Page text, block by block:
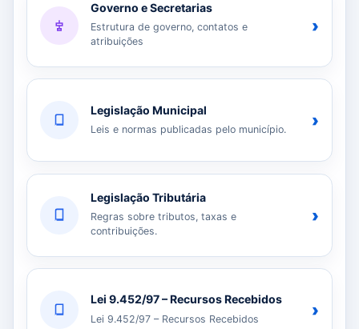
Governo e Secretarias
Estrutura de governo, contatos e
atribuições
›
Legislação Municipal
Leis e normas publicadas pelo município. ›
Legislação Tributária
Regras sobre tributos, taxas e
contribuições.
›
Lei 9.452/97 – Recursos Recebidos
Lei 9.452/97 – Recursos Recebidos ›